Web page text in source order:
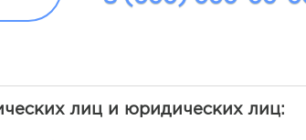
лиц и юридических лиц: